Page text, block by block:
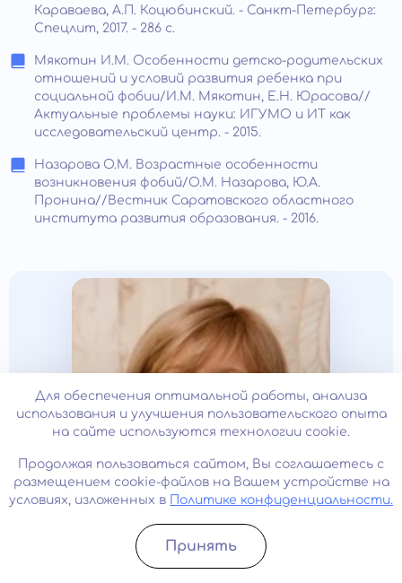
Караваева, А.П. Коцюбинский. - Санкт-Петербург:
Спецлит, 2017. - 286 с.
Мякотин И.М. Особенности детско-родительских
отношений и условий развития ребенка при
социальной фобии/И.М. Мякотин, Е.Н. Юрасова//
Актуальные проблемы науки: ИГУМО и ИТ как
исследовательский центр. - 2015.
Назарова О.М. Возрастные особенности
возникновения фобий/О.М. Назарова, Ю.А.
Пронина//Вестник Саратовского областного
института развития образования. - 2016.
Записатьcя
Для обеспечения оптимальной работы, анализа
использования и улучшения пользовательского опыта
на сайте используются технологии cookie.
Продолжая пользоваться сайтом, Вы соглашаетесь с
размещением cookie-файлов на Вашем устройстве на
условиях, изложенных в
Политике конфиденциальности.
Принять